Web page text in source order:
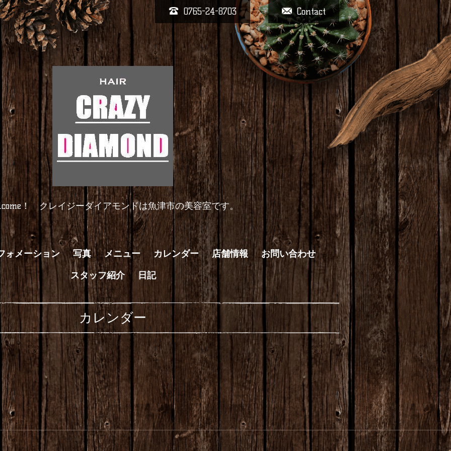
Contact
0765-24-8703
！ クレイジーダイアモンドは魚津市の美容室です。
ォメーション 写真 メニュー カレンダー 店舗情報
お問い合わせ
スタッフ紹介
日記
カレンダー